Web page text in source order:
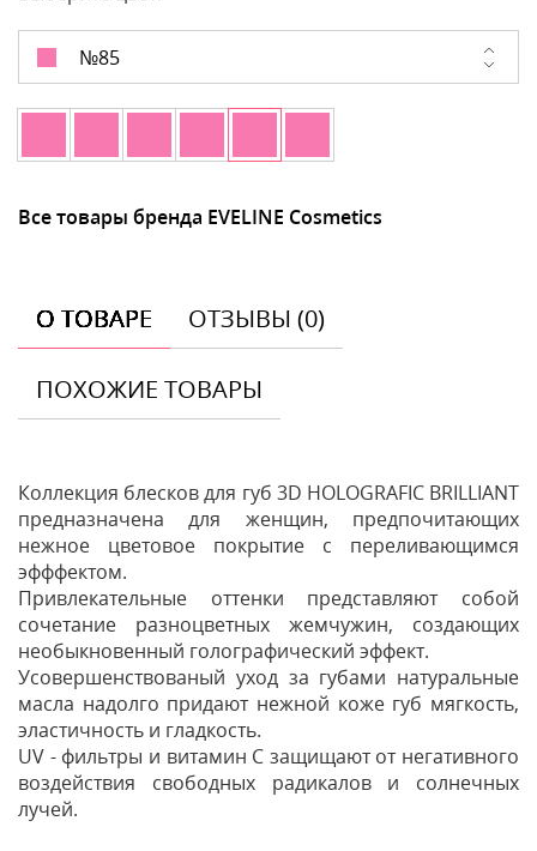
№85
Все товары бренда EVELINE Cosmetics
О ТОВАРЕ ОТЗЫВЫ (0)
ПОХОЖИЕ ТОВАРЫ
Коллекция блесков для губ 3D HOLOGRAFIC BRILLIANT
предназначена для женщин, предпочитающих
нежное цветовое покрытие с переливающимся
эфффектом.
Привлекательные оттенки представляют собой
сочетание разноцветных жемчужин, создающих
необыкновенный голографический эффект.
Усовершенствованый уход за губами натуральные
масла надолго придают нежной коже губ мягкость,
эластичность и гладкость.
UV - фильтры и витамин C защищают от негативного
воздействия свободных радикалов и солнечных
лучей.